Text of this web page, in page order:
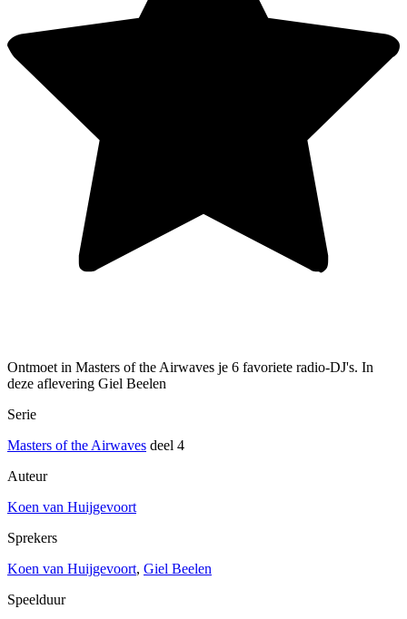
Ontmoet in Masters of the Airwaves je 6 favoriete radio-DJ's. In
deze aflevering Giel Beelen
Serie
Masters of the Airwaves deel 4
Auteur
Koen van Huijgevoort
Sprekers
Koen van Huijgevoort, Giel Beelen
Speelduur